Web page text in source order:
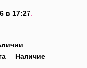
в 17:27.
Наличие